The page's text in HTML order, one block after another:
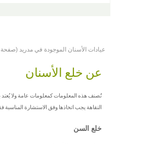
عيادات الأسنان الموجودة في مدريد (صفحة 1 من 1)
عن خلع الأسنان
النقاهة يجب اتخاذها وفق الاستشارة
خلع السن